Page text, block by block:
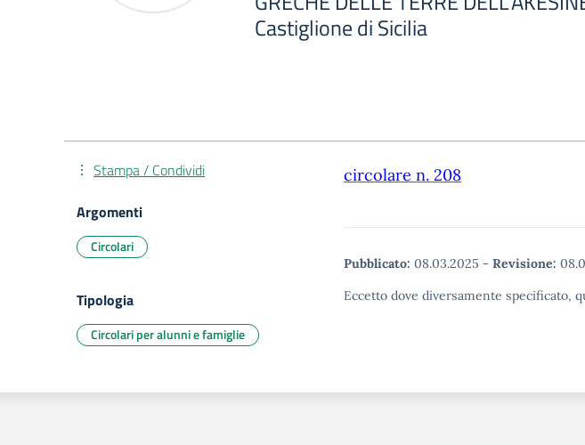
Castiglione di Sicilia
circolare n. 208
Pubblicato: 08.03.2025 - Revisione:
Eccetto dove diversamente specificato,
Stampa / Condividi
Argomenti
Circolari
Tipologia
Circolari per alunni e famiglie